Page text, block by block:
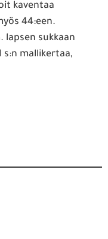
kaventaa
44:een.
lapsen sukkaan
s:n mallikertaa,